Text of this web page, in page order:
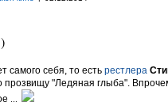
самого себя, то есть рестлера
прозвищу "Ледяная глыба".
...